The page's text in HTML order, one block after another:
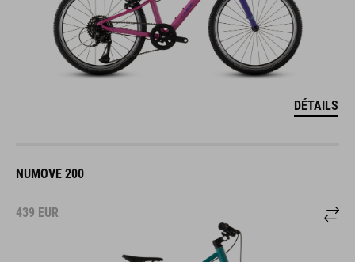
DÉTAILS
NUMOVE 200
439 EUR